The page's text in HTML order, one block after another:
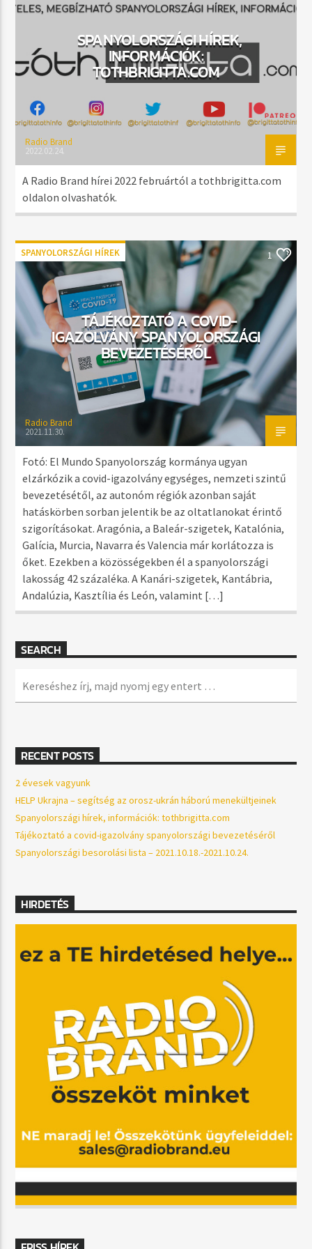
MŰSOR ADÁSBAN
NIGHTTIME
20:00
SPANYOLORSZÁGI HÍREK,
INFORMÁCIÓK:
TOTHBRIGITTA.COM
Radio Brand
2022.02.24.
A Radio Brand hírei 2022 februártól a tothbrigitta.com
oldalon olvashatók.
SPANYOLORSZÁGI HÍREK 1
TÁJÉKOZTATÓ A COVID-
IGAZOLVÁNY SPANYOLORSZÁGI
BEVEZETÉSÉRŐL
Radio Brand
2021.11.30.
Fotó: El Mundo Spanyolország kormánya ugyan
elzárkózik a covid-igazolvány egységes, nemzeti szintű
bevezetésétől, az autonóm régiók azonban saját
hatáskörben sorban jelentik be az oltatlanokat érintő
szigorításokat. Aragónia, a Baleár-szigetek, Katalónia,
Galícia, Murcia, Navarra és Valencia már korlátozza is
őket. Ezekben a közösségekben él a spanyolországi
lakosság 42 százaléka. A Kanári-szigetek, Kantábria,
Andalúzia, Kasztília és León, valamint […]
SEARCH
RECENT POSTS
2 évesek vagyunk
HELP Ukrajna – segítség az orosz-ukrán háború menekültjeinek
Spanyolországi hírek, információk: tothbrigitta.com
Tájékoztató a covid-igazolvány spanyolországi bevezetéséről
Spanyolországi besorolási lista – 2021.10.18.-2021.10.24.
HIRDETÉS